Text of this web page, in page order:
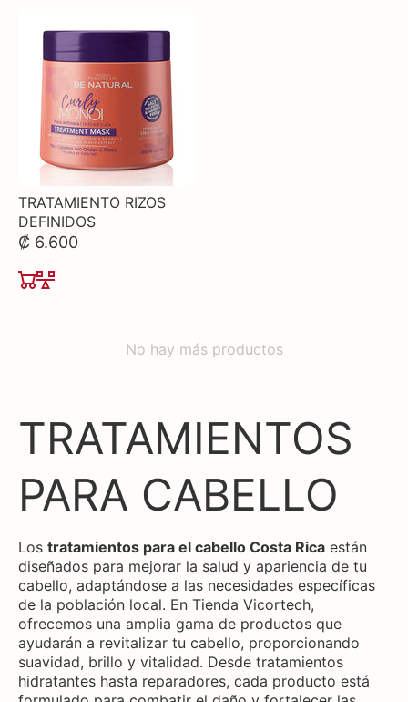
TRATAMIENTO RIZOS
DEFINIDOS
₡ 6.600
No hay más productos
COLECCIÓN:
TRATAMIENTOS
PARA CABELLO
Los tratamientos para el cabello Costa Rica están
diseñados para mejorar la salud y apariencia de tu
cabello, adaptándose a las necesidades específicas
de la población local. En Tienda Vicortech,
ofrecemos una amplia gama de productos que
ayudarán a revitalizar tu cabello, proporcionando
suavidad, brillo y vitalidad. Desde tratamientos
hidratantes hasta reparadores, cada producto está